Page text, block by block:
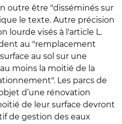
outre être "disséminés sur
le texte. Autre précision
lourde visés à l'article L.
au "remplacement
au sol sur une
moins la moitié de la
Les parcs de
d’une rénovation
de leur surface devront
de gestion des eaux